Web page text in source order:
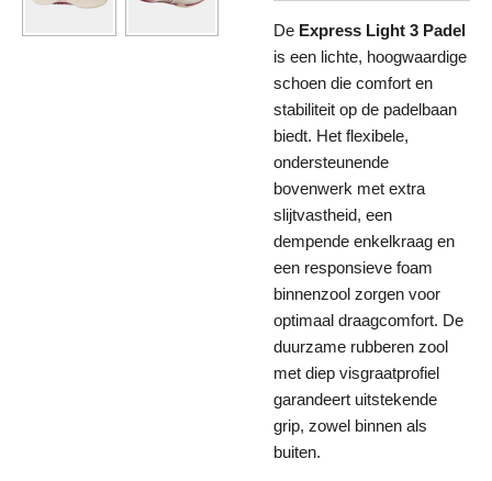
De Express Light 3 Padel
is een lichte, hoogwaardige
schoen die comfort en
stabiliteit op de padelbaan
biedt. Het flexibele,
ondersteunende
bovenwerk met extra
slijtvastheid, een
dempende enkelkraag en
een responsieve foam
binnenzool zorgen voor
optimaal draagcomfort. De
duurzame rubberen zool
met diep visgraatprofiel
garandeert uitstekende
grip, zowel binnen als
buiten.